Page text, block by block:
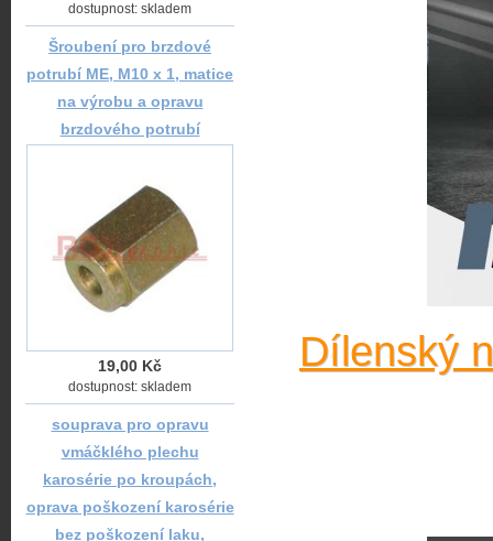
Dílenský
dostupnost: skladem
Šroubení pro brzdové
potrubí ME, M10 x 1, matice
na výrobu a opravu
brzdového potrubí
19,00 Kč
dostupnost: skladem
souprava pro opravu
vmáčklého plechu
karosérie po kroupách,
oprava poškození karosérie
bez poškození laku,